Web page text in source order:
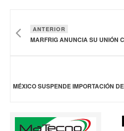
ANTERIOR
MARFRIG ANUNCIA SU UNIÓN